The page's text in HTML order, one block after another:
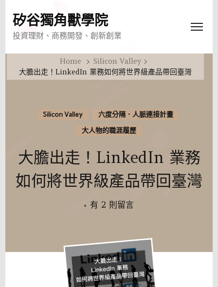
矽谷獨角獸學院
投資理財、商務開發、創新創業
Home
Silicon Valley
大膽出走！LinkedIn 業務如何將世界級產品帶回臺灣
Silicon Valley
六度分隔．人脈連接計畫
大人物的職涯履歷
大膽出走！LinkedIn 業務
如何將世界級產品帶回臺灣
在
走！
LinkedIn
有 2 則留言